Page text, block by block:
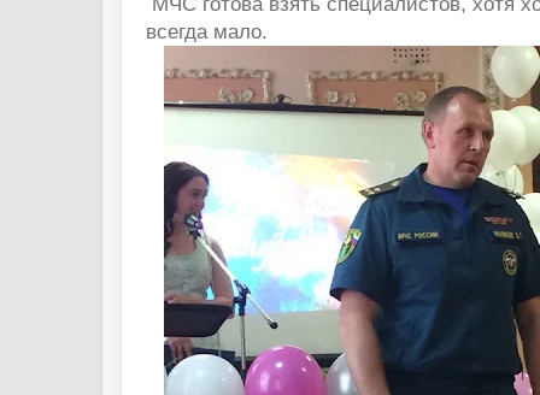
всегда мало.